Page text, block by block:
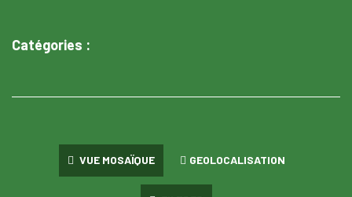
Catégories :
VUE MOSAÏQUE GEOLOCALISATION